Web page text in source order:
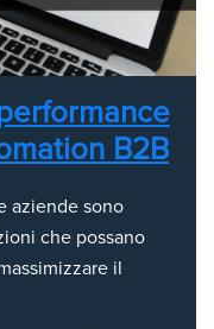
B2B
aziende sono
che possano
il